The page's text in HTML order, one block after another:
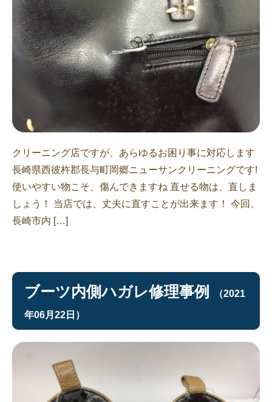
クリーニング店ですが、あらゆるお困り事に対応します
長崎県西彼杵郡長与町岡郷ニューサンクリーニングです!
使いやすい物こそ、傷んできますね 直せる物は、直しま
しょう！ 当店では、丈夫に直すことが出来ます！ 今回、
長崎市内 […]
ブーツ内側ハガレ修理事例 （2021
年06月22日）